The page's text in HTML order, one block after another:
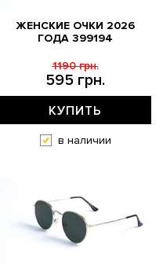
ЖЕНСКИЕ ОЧКИ 2026
ГОДА 399194
595 грн.
1190 грн.
КУПИТЬ
в наличии